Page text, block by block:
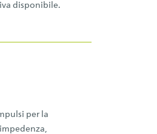
disponibile.
per la